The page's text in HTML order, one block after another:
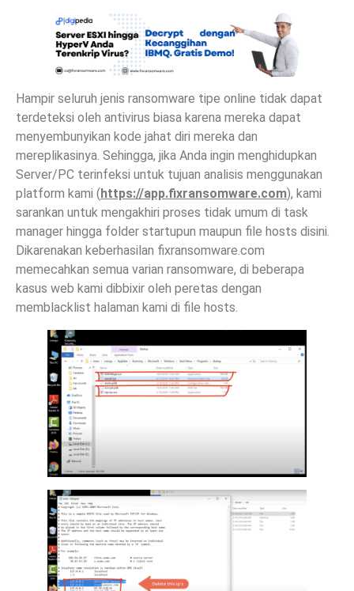
Hampir seluruh jenis ransomware tipe online tidak dapat
terdeteksi oleh antivirus biasa karena mereka dapat
menyembunyikan kode jahat diri mereka dan
mereplikasinya. Sehingga, jika Anda ingin menghidupkan
Server/PC terinfeksi untuk tujuan analisis menggunakan
platform kami (https://app.fixransomware.com), kami
sarankan untuk mengakhiri proses tidak umum di task
manager hingga folder startupun maupun file hosts disini.
Dikarenakan keberhasilan fixransomware.com
memecahkan semua varian ransomware, di beberapa
kasus web kami dibbixir oleh peretas dengan
memblacklist halaman kami di file hosts.